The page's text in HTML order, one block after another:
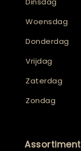
Woensdag
Donderdag
Vrijdag
Zaterdag
Zondag
Assortiment